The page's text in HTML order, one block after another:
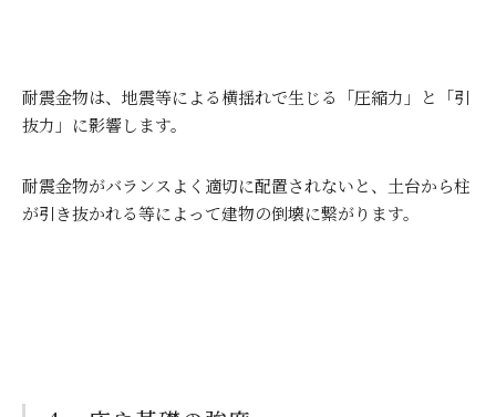
耐震金物は、地震等による横揺れで生じる「圧縮力」と「引
抜力」に影響します。
耐震金物がバランスよく適切に配置されないと、土台から柱
が引き抜かれる等によって建物の倒壊に繋がります。